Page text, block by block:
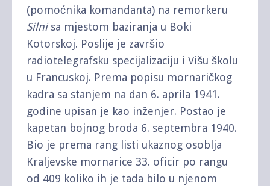
(pomoćnika komandanta) na remorkeru
Silnisa mjestom baziranja u Boki
Kotorskoj. Poslije je završio
radiotelegrafsku specijalizaciju i Višu školu
u Francuskoj. Prema popisu mornaričkog
kadra sa stanjem na dan 6. aprila 1941.
godine upisan je kao inženjer. Postao je
kapetan bojnog broda 6. septembra 1940.
Bio je prema rang listi ukaznog osoblja
Kraljevske mornarice 33. oficir po rangu
od 409 koliko ih je tada bilo u njenom